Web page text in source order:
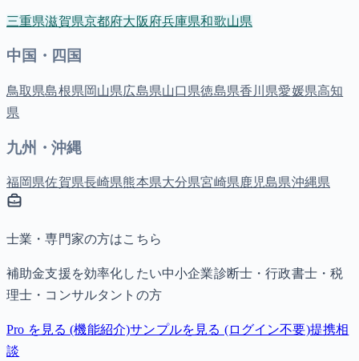
三重県滋賀県京都府大阪府兵庫県和歌山県
中国・四国
鳥取県島根県岡山県広島県山口県徳島県香川県愛媛県高知
県
九州・沖縄
福岡県佐賀県長崎県熊本県大分県宮崎県鹿児島県沖縄県
士業・専門家の方はこちら
補助金支援を効率化したい中小企業診断士・行政書士・税
理士・コンサルタントの方
Pro を見る (機能紹介)サンプルを見る (ログイン不要)提携相
談